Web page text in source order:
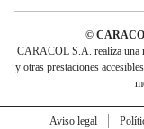
©
CARACOL S.A. realiza una
y otras prestaciones
Aviso legal